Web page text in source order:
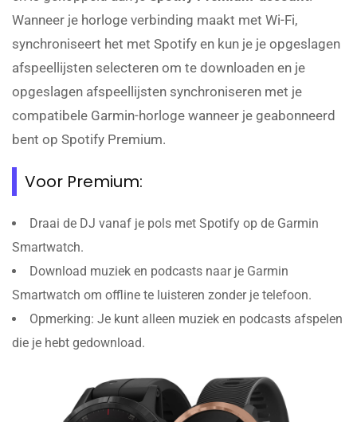
Wanneer je horloge verbinding maakt met Wi-Fi,
synchroniseert het met Spotify en kun je je opgeslagen
afspeellijsten selecteren om te downloaden en je
opgeslagen afspeellijsten synchroniseren met je
compatibele Garmin-horloge wanneer je geabonneerd
bent op Spotify Premium.
Voor Premium:
Draai de DJ vanaf je pols met Spotify op de Garmin
Smartwatch.
Download muziek en podcasts naar je Garmin
Smartwatch om offline te luisteren zonder je telefoon.
Opmerking: Je kunt alleen muziek en podcasts afspelen
die je hebt gedownload.